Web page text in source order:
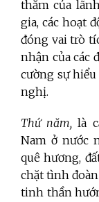
thăm của
gia, các hoạt
đóng vai trò
nhận của các
cường sự
nghị.
Thứ năm, là
Nam ở nước
quê hương,
chặt tình
tinh thần